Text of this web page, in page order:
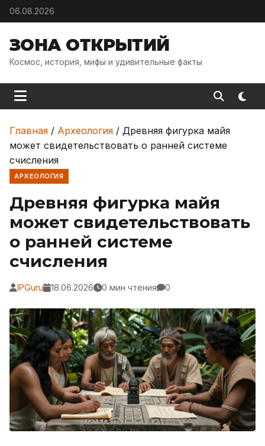
Skip to content
06.08.2026
ЗОНА ОТКРЫТИЙ
Космос, история, мифы и удивительные факты
Главная / Археология / Древняя фигурка майя
может свидетельствовать о ранней системе
счисления
АРХЕОЛОГИЯ
Древняя фигурка майя
может свидетельствовать
о ранней системе
счисления
IPGuru 18.06.2026 0 мин чтения 0